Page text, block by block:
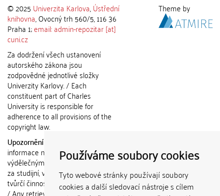
Používáme soubory cookies
Tyto webové stránky používají soubory
cookies a další sledovací nástroje s cílem
© 2025 Univerzita Karlova,Ústřední
knihovna, Ovocný trh 560/5, 116 36
Praha 1;email: admin-repozitar [at]
cuni.cz
Za dodržení všech ustanovení
autorského zákona jsou
zodpovědné jednotlivé složky
Univerzity Karlovy. / Each
constituent part of Charles
University is responsible for
adherence to all provisions of the
copyright law.
Upozornění / Notice:
informace nemohou být použity k
výdělečným účelům nebo vydávány
za studijní, vědeckou nebo jinou
tvůrčí činnost jiné osoby než autora.
/ Any retrieved information shall not
Theme by